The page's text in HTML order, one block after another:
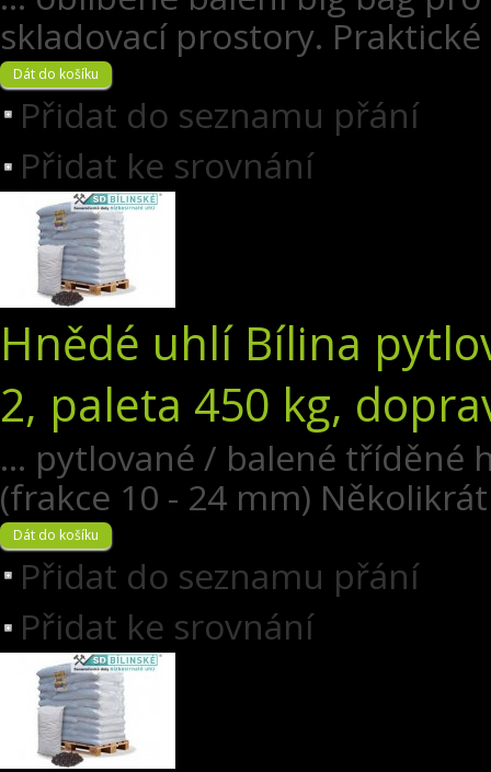
skladovací prostory.
Přidat do seznamu přání
Přidat ke srovnání
Hnědé uhlí Bílina
2, paleta 450 kg,
... pytlované / balené tříděné
(frakce 10 - 24 mm)
Přidat do seznamu přání
Přidat ke srovnání